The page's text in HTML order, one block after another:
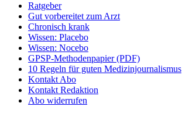
Ratgeber
Gut vorbereitet zum Arzt
Chronisch krank
Wissen: Placebo
Wissen: Nocebo
GPSP-Methodenpapier (PDF)
10 Regeln für guten Medizinjournalismus
Kontakt Abo
Kontakt Redaktion
Abo widerrufen